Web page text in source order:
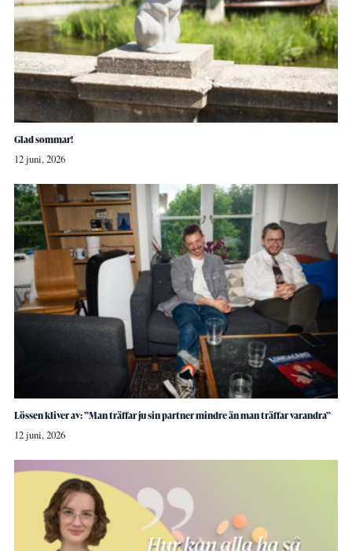
Glad sommar!
12 juni, 2026
Lössen kliver av: ”Man träffar ju sin partner mindre än man träffar varandra”
12 juni, 2026